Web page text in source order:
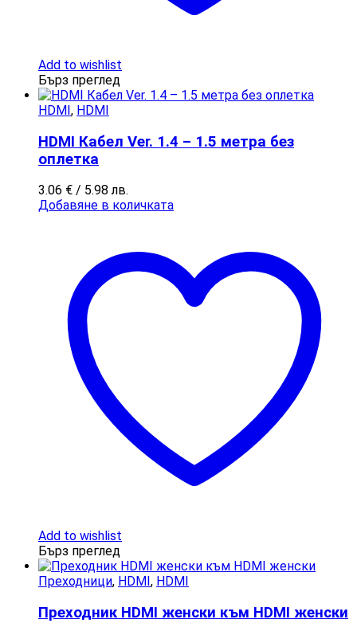
Add to wishlist
Бърз преглед
HDMI, HDMI
HDMI Кабел Ver. 1.4 – 1.5 метра без
оплетка
3.06 € / 5.98 лв.
Добавяне в количката
Add to wishlist
Бърз преглед
Преходници, HDMI , HDMI
Преходник HDMI женски към HDMI женски